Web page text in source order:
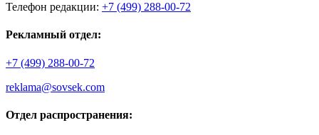
Телефон редакции: +7 (499) 288-00-72
Рекламный отдел:
+7 (499) 288-00-72
reklama@sovsek.com
Отдел распространения: